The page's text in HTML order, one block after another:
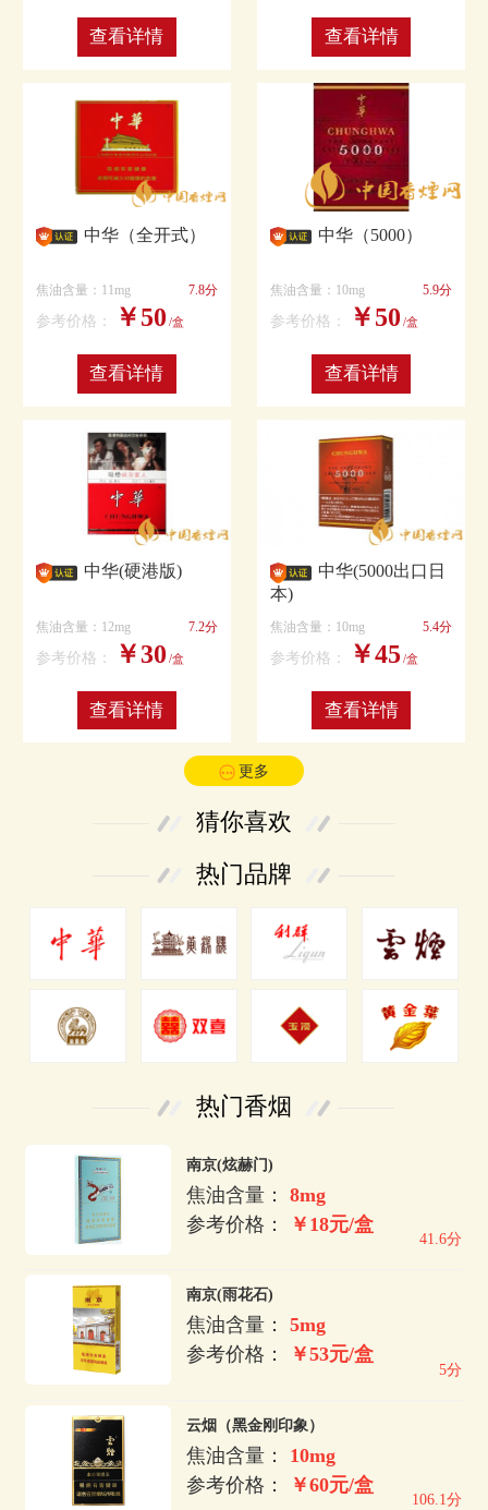
查看详情 查看详情
中华（全开式）
焦油含量：11mg 7.8分
参考价格： ￥50 /盒
查看详情
中华（5000）
焦油含量：10mg 5.9分
参考价格： ￥50 /盒
查看详情
中华(硬港版)
焦油含量：12mg 7.2分
参考价格： ￥30 /盒
查看详情
中华(5000出口日
本)
焦油含量：10mg 5.4分
参考价格： ￥45 /盒
查看详情
更多
猜你喜欢
热门品牌
热门香烟
南京(炫赫门)
焦油含量：8mg
参考价格：
￥18元/盒
41.6分
南京(雨花石)
焦油含量：5mg
参考价格：
￥53元/盒
5分
云烟（黑金刚印象）
焦油含量： 10mg
参考价格：
￥60元/盒
106.1分